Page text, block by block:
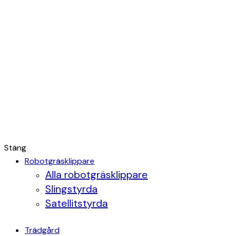
Stäng
Robotgräsklippare
Alla robotgräsklippare
Slingstyrda
Satellitstyrda
Trädgård